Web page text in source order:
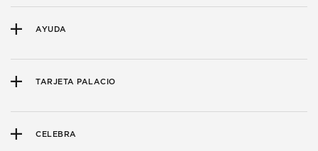
AYUDA
TARJETA PALACIO
CELEBRA